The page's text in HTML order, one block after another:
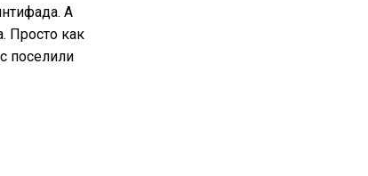
А
Просто как
поселили